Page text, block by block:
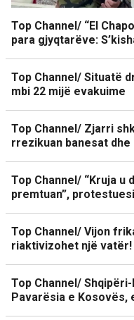
Top Channel/ “El
para gjyqtarëve:
Top Channel/ Situatë
mbi 22 mijë evakuime
Top Channel/ Zjarri
rrezikuan banesat dhe
Top Channel/ “Kruja u
premtuan”,
Top Channel/ Vijon
riaktivizohet një
Top Channel/
Pavarësia e Kosovës,